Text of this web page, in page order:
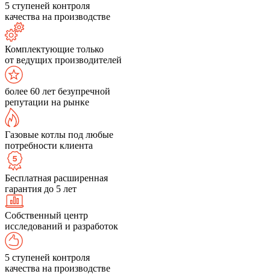
5 ступеней контроля
качества на производстве
Комплектующие только
от ведущих производителей
более 60 лет безупречной
репутации на рынке
Газовые котлы под любые
потребности клиента
Бесплатная расширенная
гарантия до 5 лет
Собственный центр
исследований и разработок
5 ступеней контроля
качества на производстве